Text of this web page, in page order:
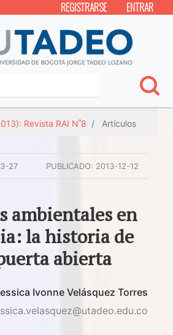
REGISTRARSE ENTRAR
Revista RAI N˚8
Artículos
27 PUBLICADO: 2013-12-12
ambientales en
la historia de
abierta
Ivonne Velásquez Torres